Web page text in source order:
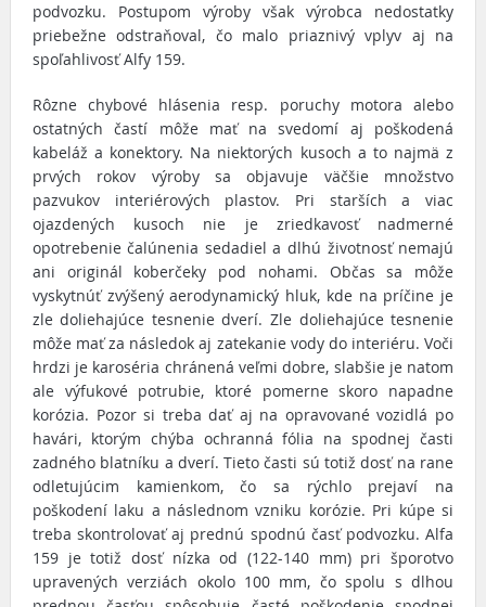
podvozku. Postupom výroby však výrobca nedostatky
priebežne odstraňoval, čo malo priaznivý vplyv aj na
spoľahlivosť Alfy 159.
Rôzne chybové hlásenia resp. poruchy motora alebo
ostatných častí môže mať na svedomí aj poškodená
kabeláž a konektory. Na niektorých kusoch a to najmä z
prvých rokov výroby sa objavuje väčšie množstvo
pazvukov interiérových plastov. Pri starších a viac
ojazdených kusoch nie je zriedkavosť nadmerné
opotrebenie čalúnenia sedadiel a dlhú životnosť nemajú
ani originál koberčeky pod nohami. Občas sa môže
vyskytnúť zvýšený aerodynamický hluk, kde na príčine je
zle doliehajúce tesnenie dverí. Zle doliehajúce tesnenie
môže mať za následok aj zatekanie vody do interiéru. Voči
hrdzi je karoséria chránená veľmi dobre, slabšie je natom
ale výfukové potrubie, ktoré pomerne skoro napadne
korózia. Pozor si treba dať aj na opravované vozidlá po
havári, ktorým chýba ochranná fólia na spodnej časti
zadného blatníku a dverí. Tieto časti sú totiž dosť na rane
odletujúcim kamienkom, čo sa rýchlo prejaví na
poškodení laku a následnom vzniku korózie. Pri kúpe si
treba skontrolovať aj prednú spodnú časť podvozku. Alfa
159 je totiž dosť nízka od (122-140 mm) pri šporotvo
upravených verziách okolo 100 mm, čo spolu s dlhou